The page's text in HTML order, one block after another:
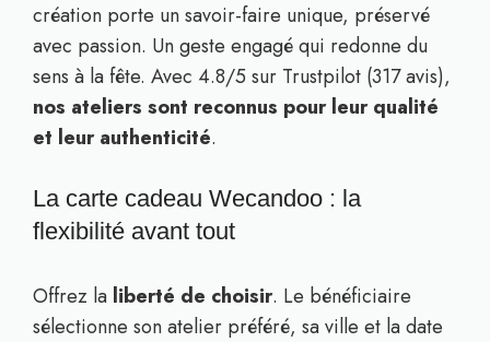
création porte un savoir-faire unique, préservé
avec passion. Un geste engagé qui redonne du
sens à la fête. Avec 4.8/5 sur Trustpilot (317 avis),
nos ateliers sont reconnus pour leur qualité
et leur authenticité.
La carte cadeau Wecandoo : la
flexibilité avant tout
Offrez la liberté de choisir. Le bénéficiaire
sélectionne son atelier préféré, sa ville et la date